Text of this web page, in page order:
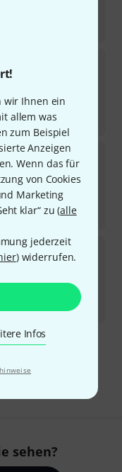
wir Ihnen ein
allem was
zum Beispiel
Anzeigen
Wenn das für
von Cookies
Marketing
klar“ zu (alle
jederzeit
) widerrufen.
Infos
TR-BHL-4
TR-B-5
€
sehen?